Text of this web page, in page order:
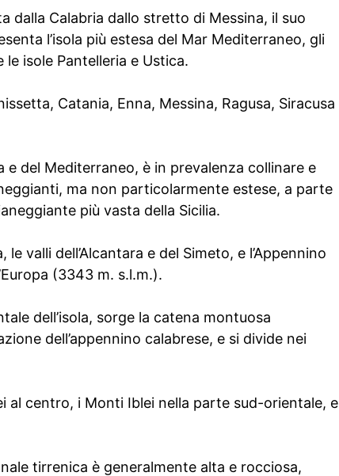
dalla Calabria dallo stretto di Messina, il suo
l’isola più estesa del Mar Mediterraneo, gli
le isole Pantelleria e Ustica.
Catania, Enna, Messina, Ragusa, Siracusa
e del Mediterraneo, è in prevalenza collinare e
ma non particolarmente estese, a parte
più vasta della Sicilia.
valli dell’Alcantara e del Simeto, e l’Appennino
(3343 m. s.l.m.).
dell’isola, sorge la catena montuosa
dell’appennino calabrese, e si divide nei
al centro, i Monti Iblei nella parte sud-orientale, e
tirrenica è generalmente alta e rocciosa,